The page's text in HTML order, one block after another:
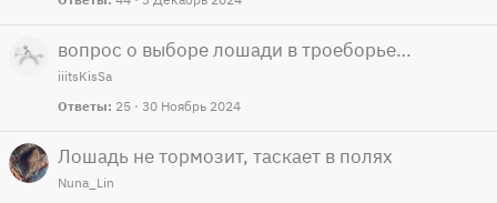
вопрос о выборе лошади в троеборье…
iiitsKisSa
Ответы 25 30 Ноябрь 2024
Лошадь не тормозит, таскает в полях
Nuna_Lin